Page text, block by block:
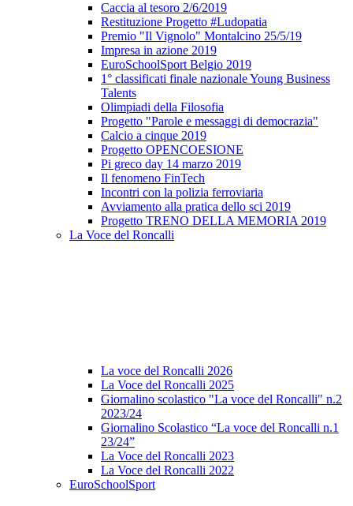
Caccia al tesoro 2/6/2019
Restituzione Progetto #Ludopatia
Premio "Il Vignolo" Montalcino 25/5/19
Impresa in azione 2019
EuroSchoolSport Belgio 2019
1° classificati finale nazionale Young Business
Talents
Olimpiadi della Filosofia
Progetto "Parole e messaggi di democrazia"
Calcio a cinque 2019
Progetto OPENCOESIONE
Pi greco day 14 marzo 2019
Il fenomeno FinTech
Incontri con la polizia ferroviaria
Avviamento alla pratica dello sci 2019
Progetto TRENO DELLA MEMORIA 2019
La Voce del Roncalli
La voce del Roncalli 2026
La Voce del Roncalli 2025
Giornalino scolastico "La voce del Roncalli" n.2
2023/24
Giornalino Scolastico “La voce del Roncalli n.1
23/24”
La Voce del Roncalli 2023
La Voce del Roncalli 2022
EuroSchoolSport